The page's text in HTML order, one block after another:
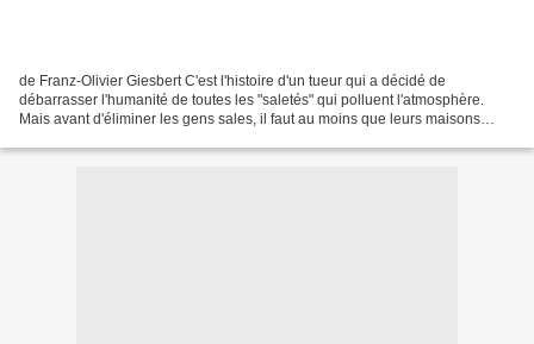
de Franz-Olivier Giesbert C'est l'histoire d'un tueur qui a décidé de
débarrasser l'humanité de toutes les "saletés" qui polluent l'atmosphère.
Mais avant d'éliminer les gens sales, il faut au moins que leurs maisons